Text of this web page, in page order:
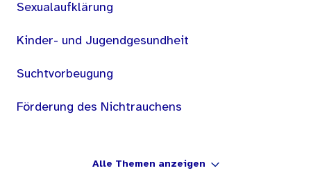
Sexualaufklärung
Kinder- und Jugendgesundheit
Suchtvorbeugung
Förderung des Nichtrauchens
Alle Themen anzeigen